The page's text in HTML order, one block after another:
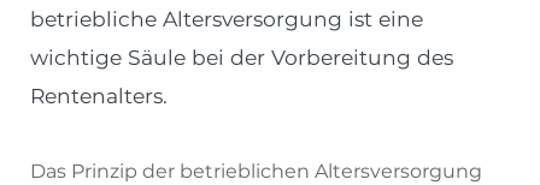
betriebliche Altersversorgung ist eine
wichtige Säule bei der Vorbereitung des
Rentenalters.
Das Prinzip der betrieblichen Altersversorgung